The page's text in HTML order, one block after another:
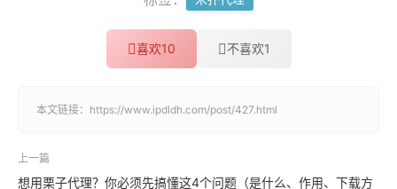
喜欢10 不喜欢1
本文链接： https://www.ipdldh.com/post/427.html
上一篇
想用栗子代理？你必须先搞懂这4个问题（是什么、作用、下载方